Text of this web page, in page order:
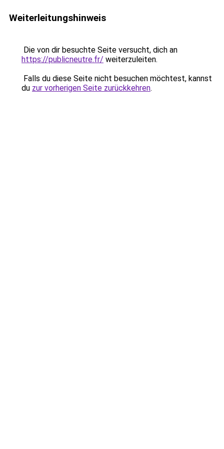
Weiterleitungshinweis
Die von dir besuchte Seite versucht, dich an
https://publicneutre.fr/ weiterzuleiten.
Falls du diese Seite nicht besuchen möchtest, kannst
du zur vorherigen Seite zurückkehren.